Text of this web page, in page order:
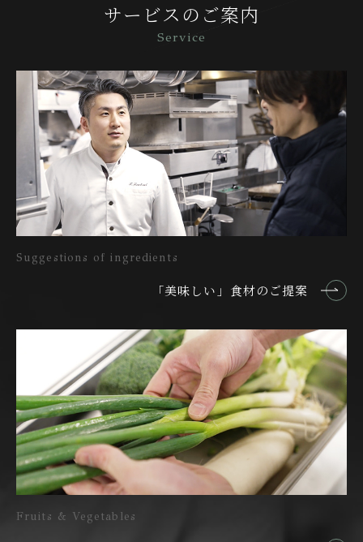
サービスのご案内
Service
Suggestions of ingredients
「美味しい」食材のご提案
Fruits & Vegetables